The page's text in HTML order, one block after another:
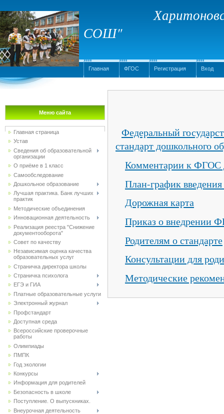
СОШ"
Главная ФГОС Регистрация Вход
Меню сайта
Главная страница
Устав
Сведения об образовательной
организации
О приёме в 1 класс
Самообследование
Дошкольное образование
Лучшая практика. Банк лучших
практик
Методические объединения
Инновационная деятельность
Реализация реестра "Снижение
документооборота"
Совет по качеству
Независимая оценка качества
образовательных услуг
Страничка директора школы
Страничка психолога
ЕГЭ и ГИА
Платные образовательные услуги
Электронный журнал
Профстандарт
Доступная среда
Всероссийские проверочные
работы
Олимпиады
ПМПК
Год экологии
Конкурсы
Информация для родителей
Безопасность в школе
Поступление. О выпускниках.
Внеурочная деятельность
Федеральный
стандарт дошкольного
Комментарии к ФГОС
План-график
Дорожная карта
Приказ о внедрении
Родителям о стандарте
Консультации для
Методические